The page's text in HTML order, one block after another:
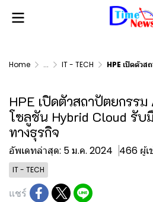
Home ... IT - TECH HPE เปิดตัวสถาปัตยกรรม AI-
HPE เปิดตัวสถาปัตยกรร
โซลูชัน Hybrid Cloud รับ
ทางธุรกิจ
อัพเดทล่าสุด: 5 ม.ค. 2024 466 ผู้เ
IT - TECH
แชร์